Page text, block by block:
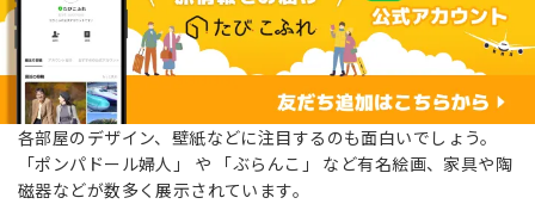
各部屋のデザイン、壁紙などに注目するのも面白いでしょう。
「ポンパドール婦人」 や 「ぶらんこ」 など有名絵画、家具や陶
磁器などが数多く展示されています。